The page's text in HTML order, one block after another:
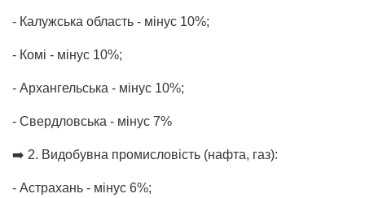
- Калужська область - мінус 10%;
- Комі - мінус 10%;
- Архангельська - мінус 10%;
- Свердловська - мінус 7%
➡️ 2. Видобувна промисловість (нафта, газ):
- Астрахань - мінус 6%;